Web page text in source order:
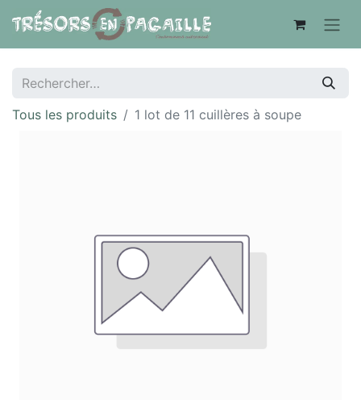
Tous les produits 1 lot de 11 cuillères à soupe